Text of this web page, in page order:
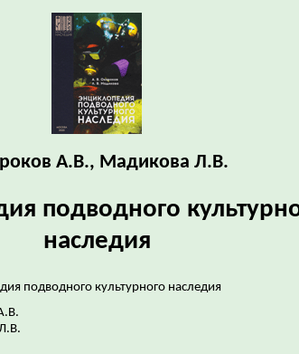
А.В., Мадикова Л.В.
подводного
наследия
подводного культурного наследия